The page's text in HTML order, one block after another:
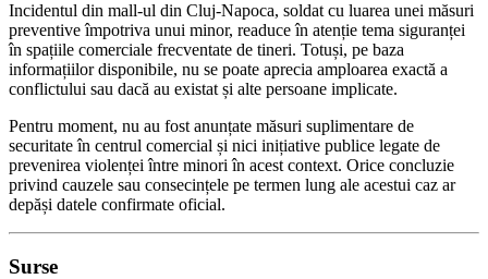
Incidentul din mall-ul din Cluj-Napoca, soldat cu luarea unei măsuri
preventive împotriva unui minor, readuce în atenție tema siguranței
în spațiile comerciale frecventate de tineri. Totuși, pe baza
informațiilor disponibile, nu se poate aprecia amploarea exactă a
conflictului sau dacă au existat și alte persoane implicate.
Pentru moment, nu au fost anunțate măsuri suplimentare de
securitate în centrul comercial și nici inițiative publice legate de
prevenirea violenței între minori în acest context. Orice concluzie
privind cauzele sau consecințele pe termen lung ale acestui caz ar
depăși datele confirmate oficial.
Surse